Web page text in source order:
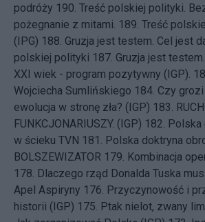
podróży 190. Treść polskiej polityki.
pożegnanie z mitami. 189. Treść
(IPG) 188. Gruzja jest testem. Cel jest
polskiej polityki 187. Gruzja jest
XXI wiek - program pozytywny (IGP).
Wojciecha Sumlińskiego 184. Czy grozi
ewolucja w stronę zła? (IGP) 183. RUCH
FUNKCJONARIUSZY. (IGP) 182. Polska
w ścieku TVN 181. Polska doktryna
BOLSZEWIZATOR 179. Kombinacja
178. Dlaczego rząd Donalda Tuska
Apel Aspiryny 176. Przyczynowość i
historii (IGP) 175. Ptak nielot, zwany